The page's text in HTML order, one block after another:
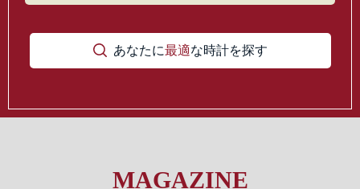
あなたに最適な時計を探す
MAGAZINE